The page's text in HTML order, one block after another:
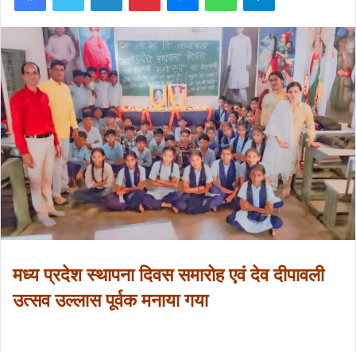
मध्य प्रदेश स्थापना दिवस समारोह एवं देव दीपावली
उत्सव उल्लास पूर्वक मनाया गया